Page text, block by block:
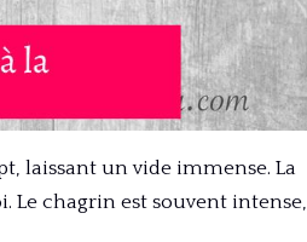
laissant un vide immense. La
Le chagrin est souvent intense,